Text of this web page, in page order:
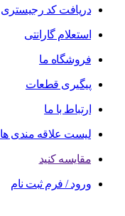
دریافت کد رجیستری
استعلام گارانتی
فروشگاه ما
پیگیری قطعات
ارتباط با ما
لیست علاقه مندی ها
مقایسه کنید
ورود / فرم ثبت نام